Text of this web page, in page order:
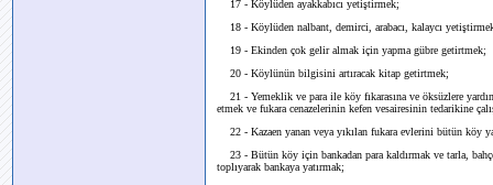
17 - Köylüden ayakkabıcı yetiştirmek;
18 - Köylüden nalbant, demirci, arabacı, kalaycı
19 - Ekinden çok gelir almak için yapma gübre getirtmek;
20 - Köylünün bilgisini artıracak kitap getirtmek;
21 - Yemeklik ve para ile köy fıkarasına ve öksüzlere
etmek ve fukara cenazelerinin kefen vesairesinin tedarikine
22 - Kazaen yanan veya yıkılan fukara evlerini bütün köy
23 - Bütün köy için bankadan para kaldırmak ve tarla,
toplıyarak bankaya yatırmak;